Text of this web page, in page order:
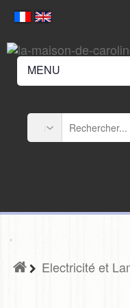
MENU
Electricité et